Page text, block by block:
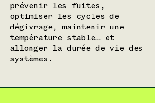
prévenir les fuites,
optimiser les cycles de
dégivrage, maintenir une
température stable… et
allonger la durée de vie des
systèmes.